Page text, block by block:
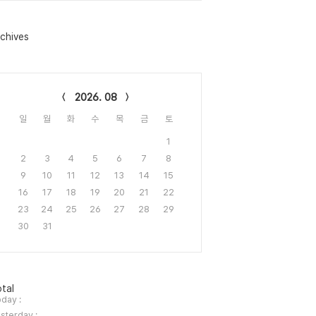
2026. 08
일 월 화 수 목 금 토
1
2
3 4 5 6 7
8
9
10 11 12 13 14
15
16
17 18 19 20 21
22
23
24 25 26 27 28
29
30
31
: